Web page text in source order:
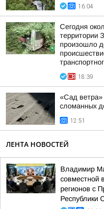
16:04
Сегодня
территории
произошло
18:39
«Сад ветра»
сломанных
12:51
ЛЕНТА НОВОСТЕЙ
Владимир
совместной
регионов с